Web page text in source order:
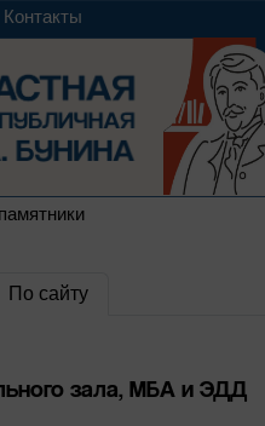
Контакты
По сайту
зала, МБА и ЭДД